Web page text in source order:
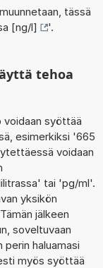
tässä
[ng/l] '.
tehoa
voidaan syöttää
esimerkiksi '665
voidaan
tai 'pg/ml'.
yksikön
jälkeen
soveltuvaan
haluamasi
myös syöttää